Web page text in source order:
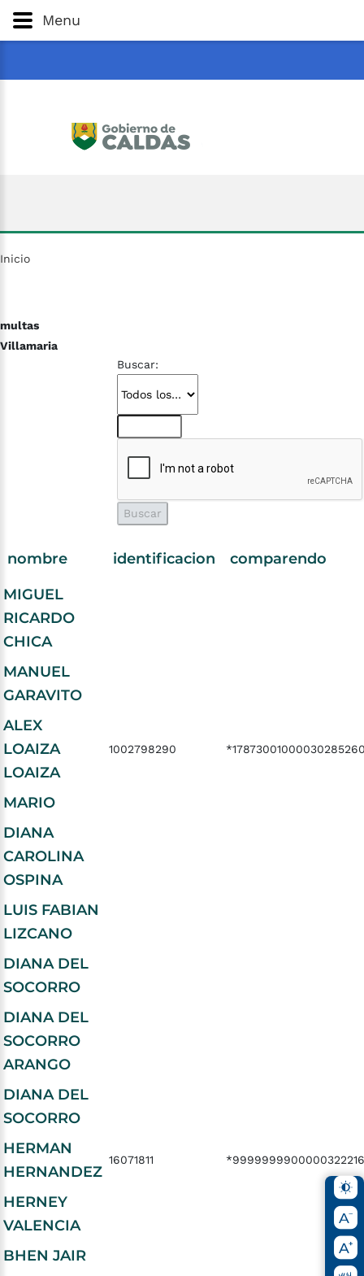
Gobernación
Menu
Inicio
multas
Villamaria
Buscar:
nombre identificacion
comparendo
MIGUEL
RICARDO
CHICA
MANUEL
GARAVITO
ALEX
LOAIZA
LOAIZA
1002798290
MARIO
DIANA
CAROLINA
OSPINA
LUIS FABIAN
LIZCANO
DIANA DEL
SOCORRO
DIANA DEL
SOCORRO
ARANGO
DIANA DEL
SOCORRO
HERMAN
HERNANDEZ
16071811
HERNEY
VALENCIA
BHEN JAIR